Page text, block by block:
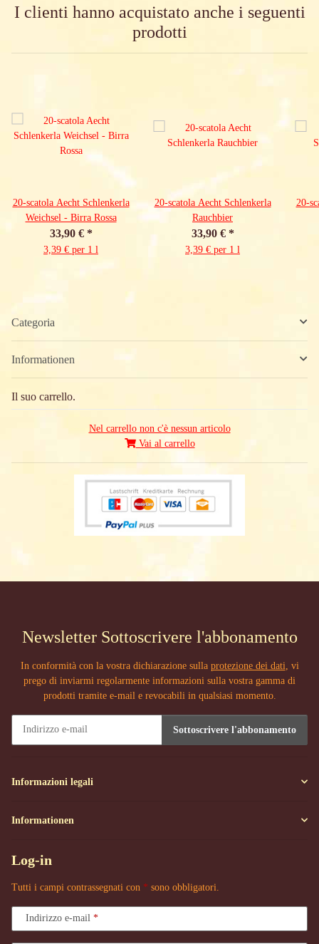
I clienti hanno acquistato anche i seguenti
prodotti
20-scatola Aecht Schlenkerla
Weichsel - Birra Rossa
33,90 € *
3,39 € per 1 l
20-scatola Aecht Schlenkerla
Rauchbier
33,90 € *
3,39 € per 1 l
20-
Categoria
Informationen
Il suo carrello.
Nel carrello non c'è nessun articolo
Vai al carrello
Newsletter Sottoscrivere l'abbonamento
In conformità con la vostra dichiarazione sulla protezione dei dati , vi
prego di inviarmi regolarmente informazioni sulla vostra gamma di
prodotti tramite e-mail e revocabili in qualsiasi momento.
Sottoscrivere l'abbonamento
Informazioni legali
Informationen
Log-in
Tutti i campi contrassegnati con * sono obbligatori.
Indirizzo e-mail